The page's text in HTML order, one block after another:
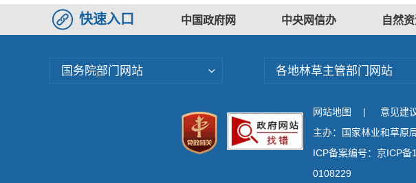
快速入口 中国政府网 中央网信办 自然
国务院部门网站 各地林草主管部门网站
网站地图 | 意见建
主办：国家林业和草原
ICP备案编号：京ICP
0108229